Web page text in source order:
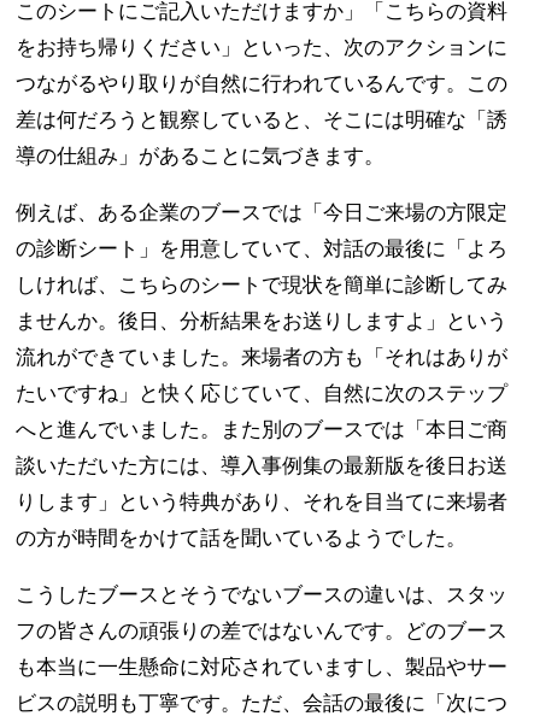
このシートにご記入いただけますか」「こちらの資料
をお持ち帰りください」といった、次のアクションに
つながるやり取りが自然に行われているんです。この
差は何だろうと観察していると、そこには明確な「誘
導の仕組み」があることに気づきます。
例えば、ある企業のブースでは「今日ご来場の方限定
の診断シート」を用意していて、対話の最後に「よろ
しければ、こちらのシートで現状を簡単に診断してみ
ませんか。後日、分析結果をお送りしますよ」という
流れができていました。来場者の方も「それはありが
たいですね」と快く応じていて、自然に次のステップ
へと進んでいました。また別のブースでは「本日ご商
談いただいた方には、導入事例集の最新版を後日お送
りします」という特典があり、それを目当てに来場者
の方が時間をかけて話を聞いているようでした。
こうしたブースとそうでないブースの違いは、スタッ
フの皆さんの頑張りの差ではないんです。どのブース
も本当に一生懸命に対応されていますし、製品やサー
ビスの説明も丁寧です。ただ、会話の最後に「次につ